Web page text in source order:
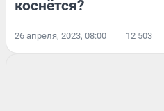
коснётся?
26 апреля, 2023, 08:00 12 503